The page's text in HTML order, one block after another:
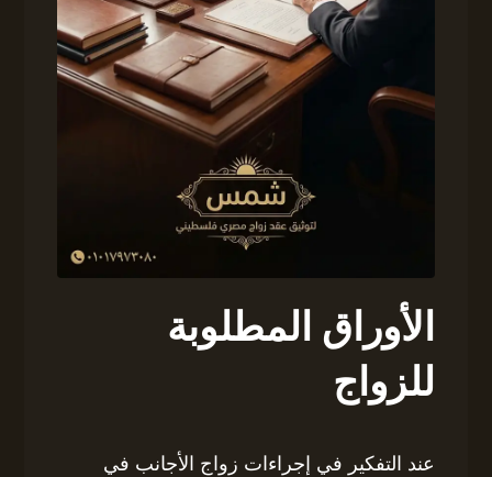
الأوراق المطلوبة
للزواج
عند التفكير في إجراءات زواج الأجانب في